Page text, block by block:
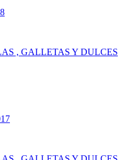
, GALLETAS Y DULCES